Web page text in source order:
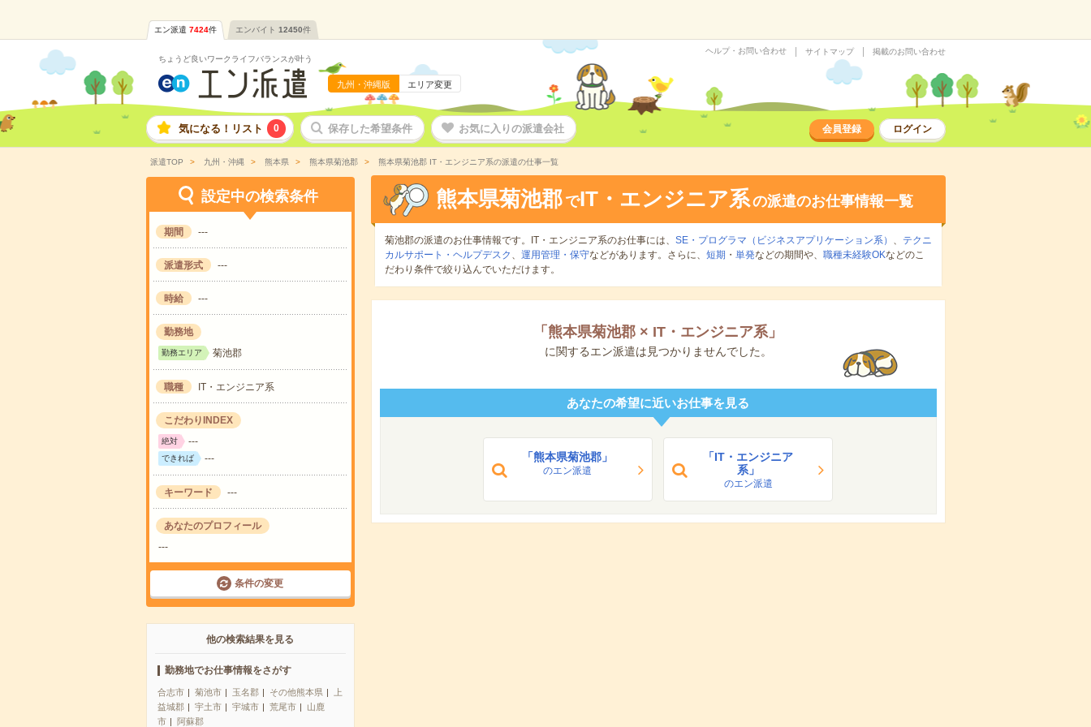
エン派遣 7424件 エンバイト 12450件
ちょうど良いワークライフバランスが叶う
九州・沖縄版 エリア変更
ヘルプ・お問い合わせ サイトマップ 掲載のお問い合わせ
気になる！リスト 0 保存した希望条件 お気に入りの派遣会社 会員登録 ログイン
派遣TOP 九州・沖縄 熊本県 熊本県菊池郡 熊本県菊池郡 IT・エンジニア系の派遣の仕事一覧
設定中の検索条件
期間 ---
派遣形式 ---
時給 ---
勤務地
勤務エリア 菊池郡
職種 IT・エンジニア系
こだわりINDEX
絶対 ---
できれば ---
キーワード ---
あなたのプロフィール
---
条件の変更
他の検索結果を見る
勤務地でお仕事情報をさがす
合志市 菊池市 玉名郡 その他熊本県
上
益城郡
宇土市 宇城市 荒尾市
山鹿
市
阿蘇郡
熊本県菊池郡 でIT・エンジニア系の派遣のお仕事情報一覧
菊池郡の派遣のお仕事情報です。IT・エンジニア系のお仕事には、 SE・プログラマ（ビジネスアプリケーション系） 、
テクニ
カルサポート・ヘルプデスク 、 運用管理・保守などがあります。さらに、 短期 ・ 単発などの期間や、 職種未経験OKなどのこ
だわり条件で絞り込んでいただけます。
「 熊本県菊池郡 × IT・エンジニア系」
に関するエン派遣は見つかりませんでした。
あなたの希望に近いお仕事を見る
「熊本県菊池郡」
のエン派遣
「IT・エンジニア
系」
のエン派遣